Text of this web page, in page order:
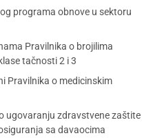
programa obnove u sektoru
Pravilnika o brojilima
tačnosti 2 i 3
Pravilnika o medicinskim
ugovaranju zdravstvene zaštite
sa davaocima